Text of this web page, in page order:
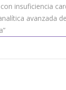
insuficiencia
avanzada